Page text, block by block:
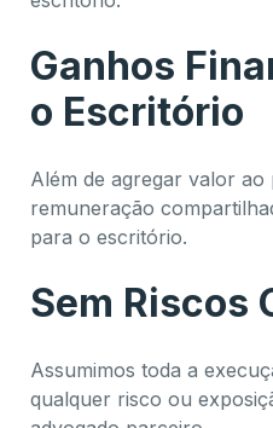
Ganhos
o Escritório
Além de agregar valor
remuneração
para o escritório.
Sem Riscos
Assumimos toda a
qualquer risco ou